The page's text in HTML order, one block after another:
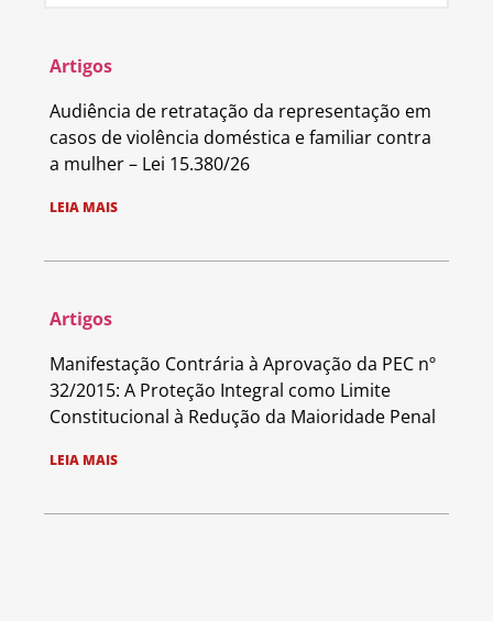
Artigos
Audiência de retratação da representação em
casos de violência doméstica e familiar contra
a mulher – Lei 15.380/26
LEIA MAIS
Artigos
Manifestação Contrária à Aprovação da PEC nº
32/2015: A Proteção Integral como Limite
Constitucional à Redução da Maioridade Penal
LEIA MAIS